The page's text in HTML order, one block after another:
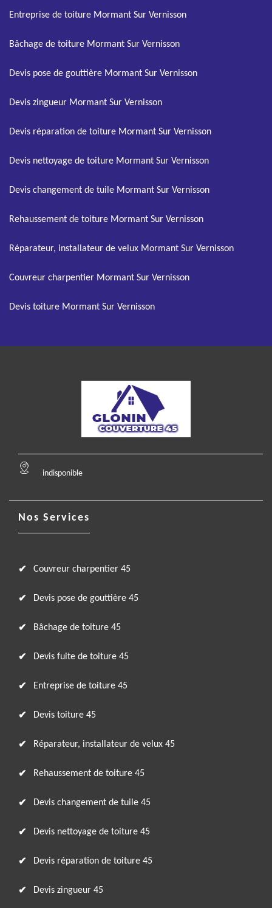
Entreprise de toiture Mormant Sur Vernisson
Bâchage de toiture Mormant Sur Vernisson
Devis pose de gouttière Mormant Sur Vernisson
Devis zingueur Mormant Sur Vernisson
Devis réparation de toiture Mormant Sur Vernisson
Devis nettoyage de toiture Mormant Sur Vernisson
Devis changement de tuile Mormant Sur Vernisson
Rehaussement de toiture Mormant Sur Vernisson
Réparateur, installateur de velux Mormant Sur Vernisson
Couvreur charpentier Mormant Sur Vernisson
Devis toiture Mormant Sur Vernisson
indisponible
Nos Services
Couvreur charpentier 45
Devis pose de gouttière 45
Bâchage de toiture 45
Devis fuite de toiture 45
Entreprise de toiture 45
Devis toiture 45
Réparateur, installateur de velux 45
Rehaussement de toiture 45
Devis changement de tuile 45
Devis nettoyage de toiture 45
Devis réparation de toiture 45
Devis zingueur 45